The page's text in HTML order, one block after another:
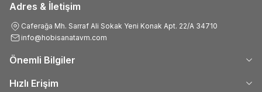
Adres & İletişim
Caferağa Mh. Sarraf Ali Sokak Yeni Konak Apt. 22/A 34710
info@hobisanatavm.com
Önemli Bilgiler
Hızlı Erişim